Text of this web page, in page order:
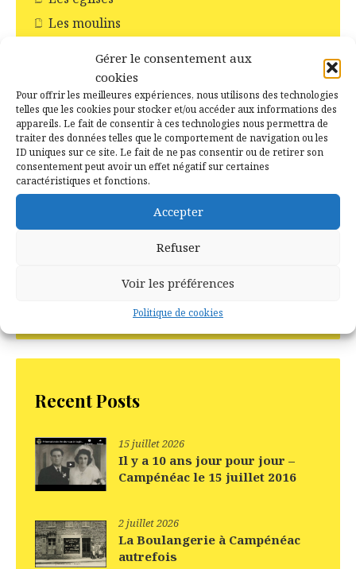
Gérer le consentement aux
cookies
Pour offrir les meilleures expériences, nous utilisons des technologies
telles que les cookies pour stocker et/ou accéder aux informations des
appareils. Le fait de consentir à ces technologies nous permettra de
traiter des données telles que le comportement de navigation ou les
ID uniques sur ce site. Le fait de ne pas consentir ou de retirer son
consentement peut avoir un effet négatif sur certaines
caractéristiques et fonctions.
Accepter
Refuser
Voir les préférences
Politique de cookies
Les moulins
Monuments aux morts
Noms de famille
Photographies de famille
Recensements de la population
Relevés de BMS
Rendez-vous de la généalogie
Site internet
Recent Posts
15 juillet 2026
Il y a 10 ans jour pour jour –
Campénéac le 15 juillet 2016
2 juillet 2026
La Boulangerie à Campénéac
autrefois